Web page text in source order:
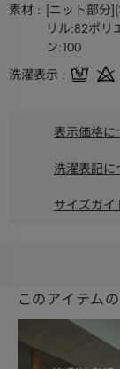
素材
[ニット部分
リル:82ポリ
ン:100
洗濯表示
表示価格に
洗濯表記に
サイズガイ
このアイテム